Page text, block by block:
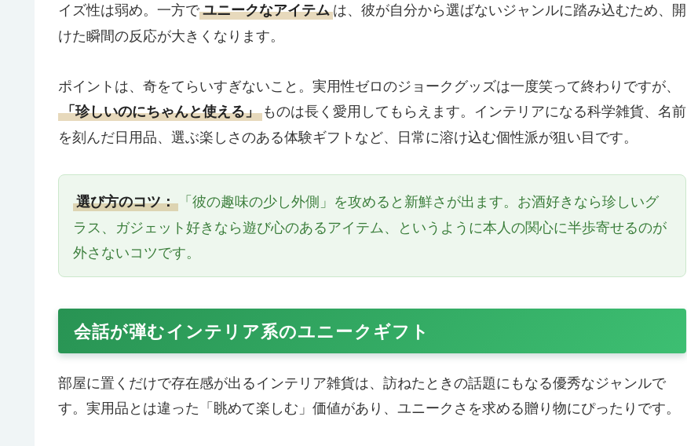
イズ性は弱め。一方でユニークなアイテムは、彼が自分から選ばないジャンルに踏み込むため、開
けた瞬間の反応が大きくなります。
ポイントは、奇をてらいすぎないこと。実用性ゼロのジョークグッズは一度笑って終わりですが、
「珍しいのにちゃんと使える」 ものは長く愛用してもらえます。インテリアになる科学雑貨、名前
を刻んだ日用品、選ぶ楽しさのある体験ギフトなど、日常に溶け込む個性派が狙い目です。
選び方のコツ： 「彼の趣味の少し外側」を攻めると新鮮さが出ます。お酒好きなら珍しいグ
ラス、ガジェット好きなら遊び心のあるアイテム、というように本人の関心に半歩寄せるのが
外さないコツです。
会話が弾むインテリア系のユニークギフト
部屋に置くだけで存在感が出るインテリア雑貨は、訪ねたときの話題にもなる優秀なジャンルで
す。実用品とは違った「眺めて楽しむ」価値があり、ユニークさを求める贈り物にぴったりです。